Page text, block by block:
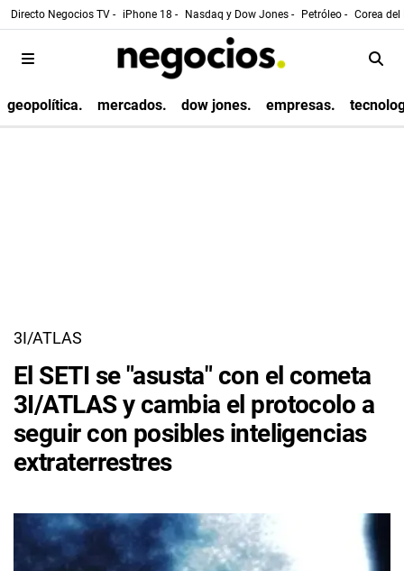
Directo Negocios TV - iPhone 18 - Nasdaq y Dow Jones - Petróleo - Corea
geopolítica. mercados. dow jones. empresas.
3I/ATLAS
El SETI se "asusta" con el cometa
3I/ATLAS y cambia el protocolo a
seguir con posibles inteligencias
extraterrestres